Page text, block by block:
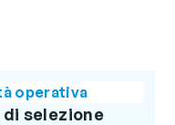
operativa
di selezione